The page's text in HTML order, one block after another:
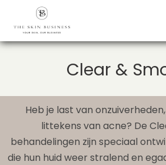
Clear &
Heb je last van
littekens van acne? De
behandelingen zijn speciaal
die hun huid weer stralend en